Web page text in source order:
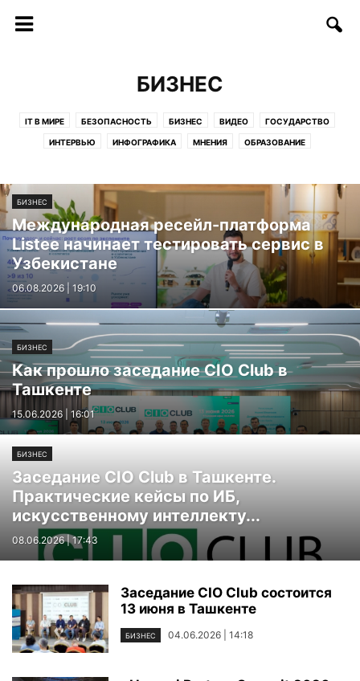
БИЗНЕС
IT В МИРЕ БЕЗОПАСНОСТЬ БИЗНЕС ВИДЕО ГОСУДАРСТВО
ИНТЕРВЬЮ ИНФОГРАФИКА МНЕНИЯ ОБРАЗОВАНИЕ
ТЕЛЕКОММУНИКАЦИИ ТЕХНОЛОГИИ ФИНАНСЫ ФОТО
БИЗНЕС
Международная ресейл-платформа
Listee начинает тестировать сервис в
Узбекистане
06.08.2026 | 19:10
БИЗНЕС
Как прошло заседание CIO Club в
Ташкенте
15.06.2026 | 16:01
БИЗНЕС
Заседание CIO Club в Ташкенте.
Практические кейсы по ИБ,
искусственному интеллекту...
08.06.2026 | 17:43
Заседание CIO Club состоится
13 июня в Ташкенте
БИЗНЕС 04.06.2026 | 14:18